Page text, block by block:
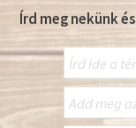
Írd meg nekünk